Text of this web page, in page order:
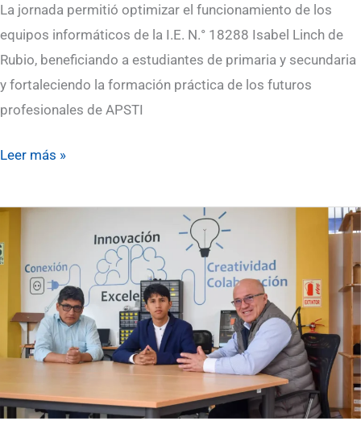
La jornada permitió optimizar el funcionamiento de los
equipos informáticos de la I.E. N.° 18288 Isabel Linch de
Rubio, beneficiando a estudiantes de primaria y secundaria
y fortaleciendo la formación práctica de los futuros
profesionales de APSTI
Leer más »
CHASQ
representará
Instituto
Excelencia
Perú
Japón